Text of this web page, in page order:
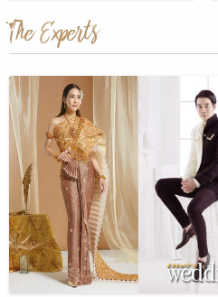
The Experts